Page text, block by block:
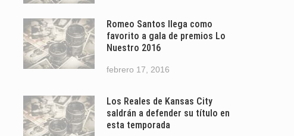
Romeo Santos llega como
favorito a gala de premios Lo
Nuestro 2016
febrero 17, 2016
Los Reales de Kansas City
saldrán a defender su título en
esta temporada